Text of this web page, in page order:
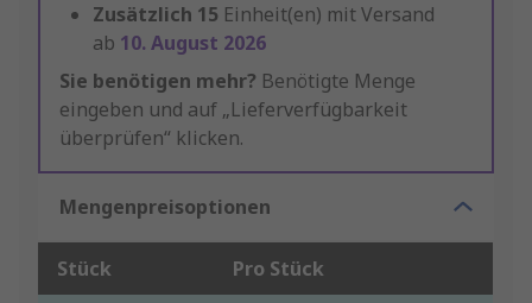
Zusätzlich 15 Einheit(en) mit Versand
ab 10. August 2026
Sie benötigen mehr? Benötigte Menge
eingeben und auf „Lieferverfügbarkeit
überprüfen“ klicken.
Mengenpreisoptionen
Stück Pro Stück